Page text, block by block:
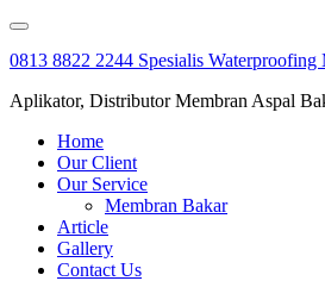
Skip
content
0813 8822 2244 Spesialis Waterproofing
Aplikator, Distributor Membran Aspal
Home
Our Client
Our Service
Membran Bakar
Article
Gallery
Contact Us